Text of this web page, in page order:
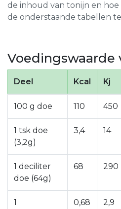
de inhoud van tonijn en hoe
de onderstaande tabellen
Voedingswaarde
Deel Kcal Kj
100 g doe 110 450
1 tsk doe
(3,2g)
3,4 14
1 deciliter
doe (64g)
68 290
1
0,68 2,9